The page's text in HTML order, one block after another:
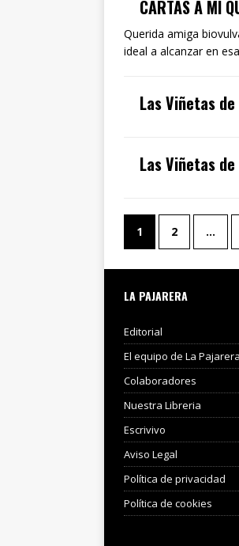
CARTAS A MI
Querida amiga
ideal a alcanzar en
Las Viñetas
Las Viñetas
1 2 …
LA PAJARERA
Editorial
El equipo de La Pajarera
Colaboradores
Nuestra Libreria
Escrivivo
Aviso Legal
Política de privacidad
Política de cookies